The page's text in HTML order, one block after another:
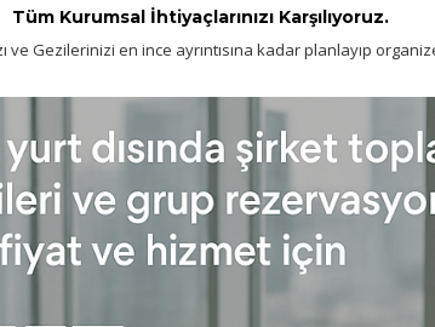
Tüm Kurumsal İhtiyaçlarınızı Karşılıyoruz.
en ince ayrıntısına kadar planlayıp